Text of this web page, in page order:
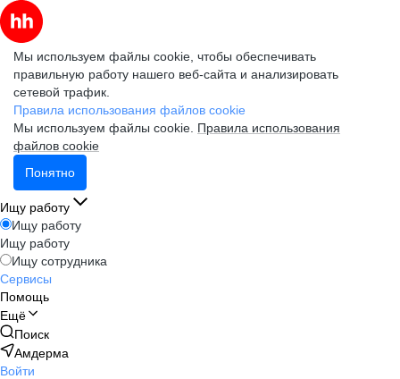
Мы используем файлы cookie, чтобы обеспечивать
правильную работу нашего веб-сайта и анализировать
сетевой трафик.
Правила использования файлов cookie
Мы используем файлы cookie. Правила использования
файлов cookie
Понятно
Ищу работу
Ищу работу
Ищу работу
Ищу сотрудника
Сервисы
Помощь
Ещё
Поиск
Амдерма
Войти